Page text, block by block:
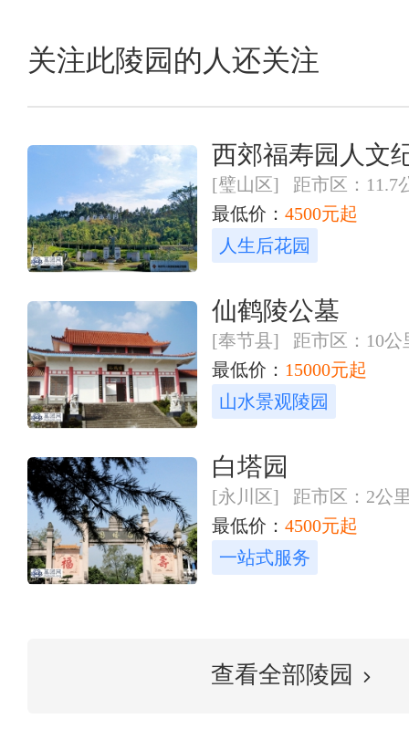
关注此陵园的人还关注
西郊福寿园人文
[璧山区] 距市区：11.7
最低价： 4500元起
人生后花园
仙鹤陵公墓
[奉节县] 距市区：10公
最低价： 15000元起
山水景观陵园
白塔园
[永川区] 距市区：2公
最低价： 4500元起
一站式服务
查看全部陵园